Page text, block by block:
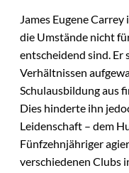
James Eugene
die Umstände nicht
entscheidend sind. Er
Verhältnissen
Schulausbildung aus
Dies hinderte ihn
Leidenschaft – dem
Fünfzehnjähriger
verschiedenen Clubs